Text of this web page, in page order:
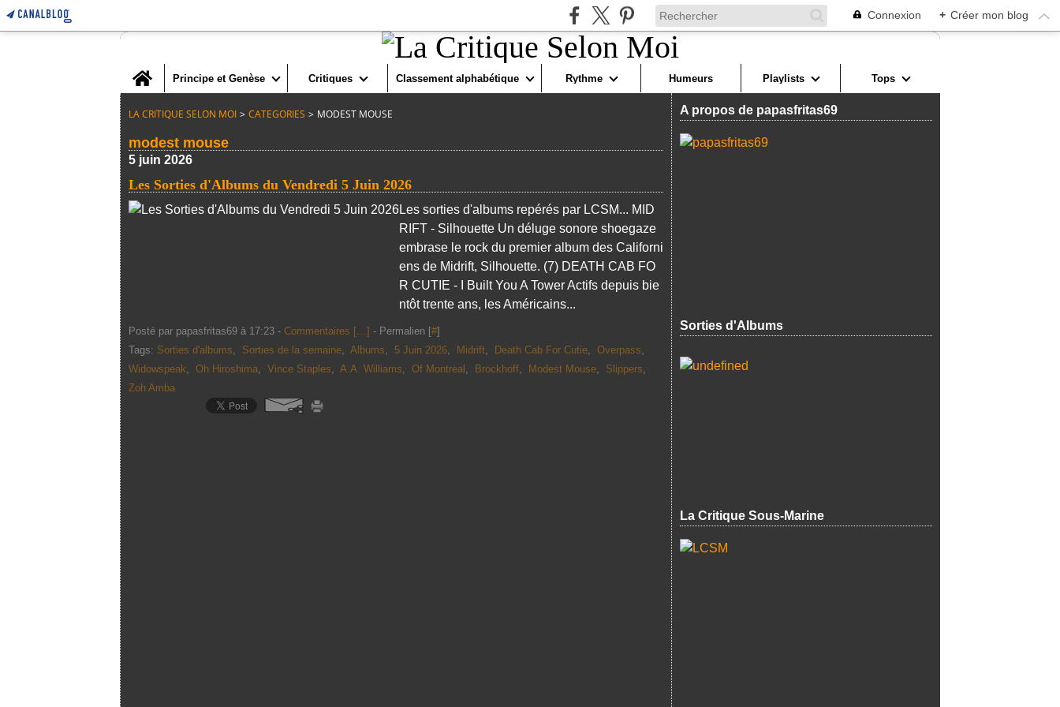
Connexion + Créer mon blog
Home
Principe et Genèse Critiques Classement alphabétique Rythme Humeurs Playlists Tops
LA CRITIQUE SELON MOI > CATEGORIES > MODEST MOUSE
modest mouse
5 juin 2026
Les Sorties d'Albums du Vendredi 5 Juin 2026
Les sorties d'albums repérés par LCSM... MID
RIFT - Silhouette Un déluge sonore shoegaze
embrase le rock du premier album des Californi
ens de Midrift, Silhouette. (7) DEATH CAB FO
R CUTIE - I Built You A Tower Actifs depuis bie
ntôt trente ans, les Américains...
Posté par papasfritas69 à 17:23 - Commentaires […] - Permalien [#]
Tags: Sorties d'albums, Sorties de la semaine, Albums, 5 Juin 2026, Midrift, Death Cab For Cutie, Overpass,
Widowspeak, Oh Hiroshima, Vince Staples, A.A. Williams, Of Montreal , Brockhoff, Modest Mouse, Slippers,
Zoh Amba
A propos de papasfritas69
Sorties d'Albums
La Critique Sous-Marine